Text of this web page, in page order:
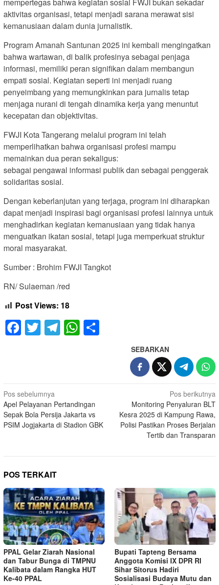
aktivitas organisasi, tetapi menjadi sarana merawat sisi
kemanusiaan dalam dunia jurnalistik.
Program Amanah Santunan 2025 ini kembali mengingatkan
bahwa wartawan, di balik profesinya sebagai penjaga
informasi, memiliki peran signifikan dalam membangun
empati sosial. Kegiatan seperti ini menjadi ruang
penyeimbang yang memungkinkan para jurnalis tetap
menjaga nurani di tengah dinamika kerja yang menuntut
kecepatan dan objektivitas.
FWJI Kota Tangerang melalui program ini telah
memperlihatkan bahwa organisasi profesi mampu
memainkan dua peran sekaligus:
sebagai pengawal informasi publik dan sebagai penggerak
solidaritas sosial.
Dengan keberlanjutan yang terjaga, program ini diharapkan
dapat menjadi inspirasi bagi organisasi profesi lainnya untuk
menghadirkan kegiatan kemanusiaan yang tidak hanya
menguatkan ikatan sosial, tetapi juga memperkuat struktur
moral masyarakat.
Sumber : Brohim FWJI Tangkot
RN/ Sulaeman /red
Post Views: 18
Facebook
Twitter
Telegram
WhatsApp
SEBARKAN
Navigasi
pos
Pos sebelumnya
Apel Pelayanan Pertandingan
Sepak Bola Persija Jakarta vs
PSIM Jogjakarta di Stadion GBK
Pos berikutnya
Monitoring Penyaluran BLT
Kesra 2025 di Kampung Rawa,
Polisi Pastikan Proses Berjalan
Tertib dan Transparan
POS TERKAIT
PPAL Gelar Ziarah Nasional
dan Tabur Bunga di TMPNU
Kalibata dalam Rangka HUT
Ke-40 PPAL
Bupati Tapteng Bersama
Anggota Komisi IX DPR RI
Sihar Sitorus Hadiri
Sosialisasi Budaya Mutu dan